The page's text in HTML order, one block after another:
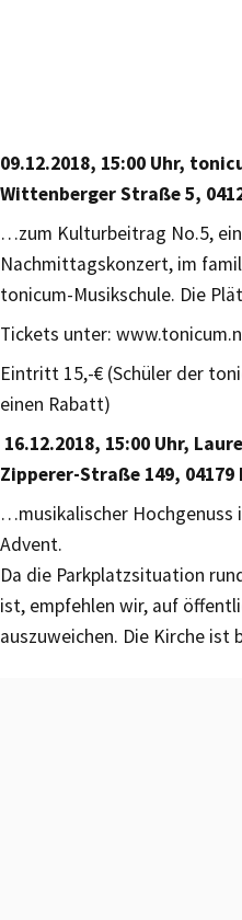
09.12.2018, 15:00 Uhr,
Wittenberger Straße 5,
…zum Kulturbeitrag No.5,
Nachmittagskonzert, im
tonicum-Musikschule. Die
Tickets unter:
Eintritt 15,-€ (Schüler der
einen Rabatt)
16.12.2018, 15:00 Uhr,
Zipperer-Straße 149, 04179
…musikalischer Hochgenuss
Advent.
Da die Parkplatzsituation
ist, empfehlen wir, auf
auszuweichen. Die Kirche ist